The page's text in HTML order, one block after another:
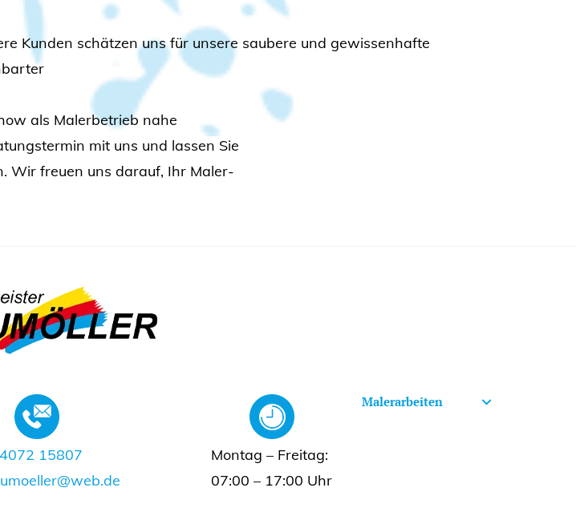
Kunden schätzen uns für unsere saubere und gewissenhafte
als Malerbetrieb nahe
mit uns und lassen Sie
Wir freuen uns darauf, Ihr Maler-
15807
Montag – Freitag:
07:00 – 17:00 Uhr
Malerarbeiten